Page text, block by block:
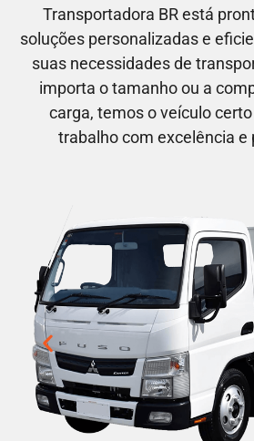
Transportadora BR está
soluções personalizadas e
suas necessidades de
importa o tamanho ou a
carga, temos o veículo
trabalho com excelência e